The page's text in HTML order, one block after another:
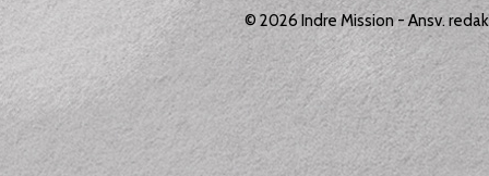
© 2026Indre Mission- Ansv.